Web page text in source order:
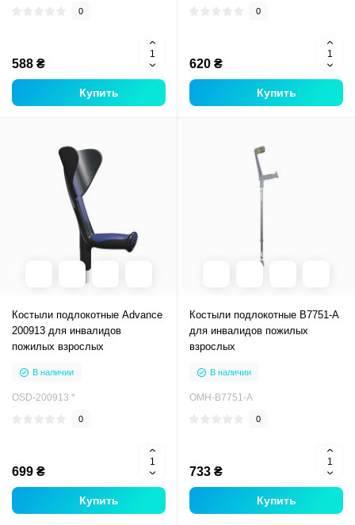
0
588 ₴
Купить
0
620 ₴
Купить
Костыли подлокотные Advance
200913 для инвалидов
пожилых взрослых
В наличии
OSD-200913 *
0
699 ₴
Купить
Костыли подлокотные B7751-A
для инвалидов пожилых
взрослых
В наличии
OMH-B7751-A
0
733 ₴
Купить